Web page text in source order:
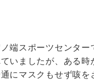
端スポーツセンタ
いましたが、ある
にマスクもせず咳